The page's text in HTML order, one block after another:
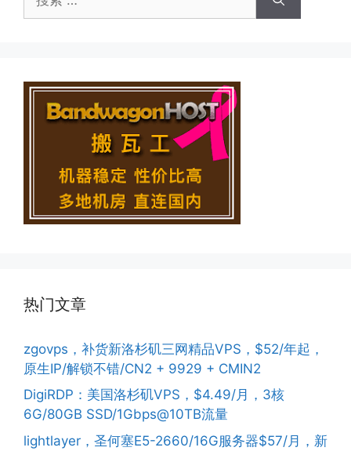
索：
热门文章
zgovps，补货新洛杉矶三网精品VPS，$52/年起，
原生IP/解锁不错/CN2 + 9929 + CMIN2
DigiRDP：美国洛杉矶VPS，$4.49/月，3核
6G/80GB SSD/1Gbps@10TB流量
lightlayer，圣何塞E5-2660/16G服务器$57/月，新